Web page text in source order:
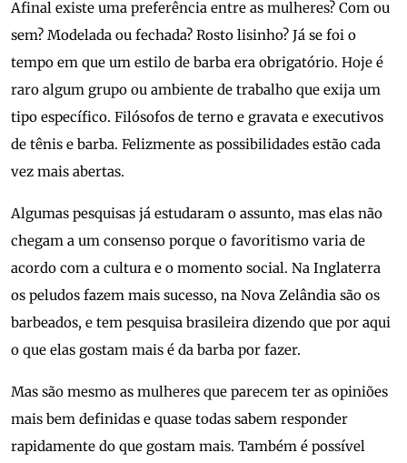
Afinal existe uma preferência entre as mulheres? Com ou
sem? Modelada ou fechada? Rosto lisinho? Já se foi o
tempo em que um estilo de barba era obrigatório. Hoje é
raro algum grupo ou ambiente de trabalho que exija um
tipo específico. Filósofos de terno e gravata e executivos
de tênis e barba. Felizmente as possibilidades estão cada
vez mais abertas.
Algumas pesquisas já estudaram o assunto, mas elas não
chegam a um consenso porque o favoritismo varia de
acordo com a cultura e o momento social. Na Inglaterra
os peludos fazem mais sucesso, na Nova Zelândia são os
barbeados, e tem pesquisa brasileira dizendo que por aqui
o que elas gostam mais é da barba por fazer.
Mas são mesmo as mulheres que parecem ter as opiniões
mais bem definidas e quase todas sabem responder
rapidamente do que gostam mais. Também é possível